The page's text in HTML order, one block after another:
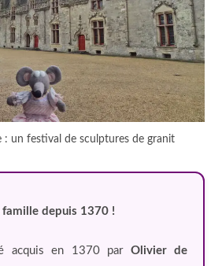
: un festival de sculptures de granit
depuis 1370 !
acquis en 1370 par Olivier de